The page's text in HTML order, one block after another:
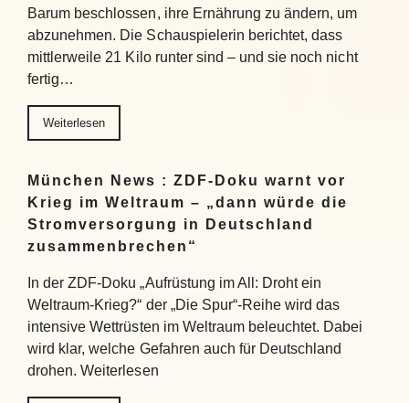
Barum beschlossen, ihre Ernährung zu ändern, um
abzunehmen. Die Schauspielerin berichtet, dass
mittlerweile 21 Kilo runter sind – und sie noch nicht
fertig…
Weiterlesen
München News : ZDF-Doku warnt vor
Krieg im Weltraum – „dann würde die
Stromversorgung in Deutschland
zusammenbrechen“
In der ZDF-Doku „Aufrüstung im All: Droht ein
Weltraum-Krieg?“ der „Die Spur“-Reihe wird das
intensive Wettrüsten im Weltraum beleuchtet. Dabei
wird klar, welche Gefahren auch für Deutschland
drohen. Weiterlesen